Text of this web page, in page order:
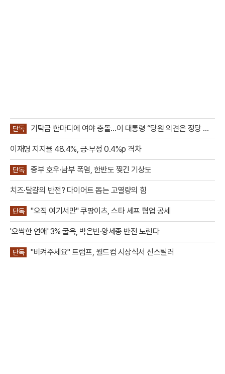
단독
기탁금 한마디에 여야 충돌…이 대통령 “당원 의견은 정당 활
동”
이재명 지지율 48.4%, 긍·부정 0.4%p 격차
단독 중부 호우·남부 폭염, 한반도 찢긴 기상도
치즈·달걀의 반전? 다이어트 돕는 고열량의 힘
단독 "오직 여기서만" 쿠팡이츠, 스타 셰프 협업 공세
'오싹한 연애' 3% 굴욕, 박은빈·양세종 반전 노린다
단독 "비켜주세요" 트럼프, 월드컵 시상식서 신스틸러